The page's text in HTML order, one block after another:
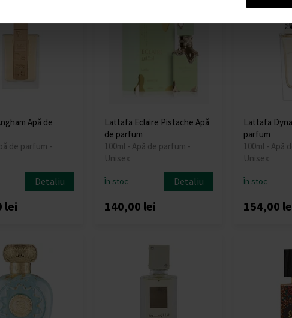
Apă de
de parfum -
Detaliu
lei
Lattafa Eclaire Pistache Apă
de parfum
100ml - Apă de parfum -
Unisex
În stoc Detaliu
140,00 lei
Lattafa
parfum
100ml - Apă
Unisex
În stoc
154,00